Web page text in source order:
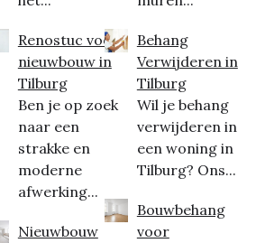
Renostuc voor
nieuwbouw in
Tilburg
Ben je op zoek
naar een
strakke en
moderne
afwerking...
Nieuwbouw
Behang
Verwijderen in
Tilburg
Wil je behang
verwijderen in
een woning in
Tilburg? Ons...
Bouwbehang
voor